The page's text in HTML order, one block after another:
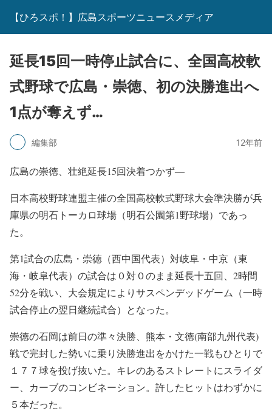
【ひろスポ！】広島スポーツニュースメディア
延長15回一時停止試合に、全国高校軟
式野球で広島・崇徳、初の決勝進出へ
1点が奪えず…
編集部 12年前
広島の崇徳、壮絶延長15回決着つかず―
日本高校野球連盟主催の全国高校軟式野球大会準決勝が兵
庫県の明石トーカロ球場（明石公園第1野球場）であっ
た。
第1試合の広島・崇徳（西中国代表）対岐阜・中京（東
海・岐阜代表）の試合は０対０のまま延長十五回、2時間
52分を戦い、大会規定によりサスペンデッドゲーム（一時
試合停止の翌日継続試合）となった。
崇徳の石岡は前日の準々決勝、熊本・文徳(南部九州代表)
戦で完封した勢いに乗り決勝進出をかけた一戦もひとりで
１７７球を投げ抜いた。キレのあるストレートにスライダ
ー、カーブのコンビネーション。許したヒットはわずかに
５本だった。